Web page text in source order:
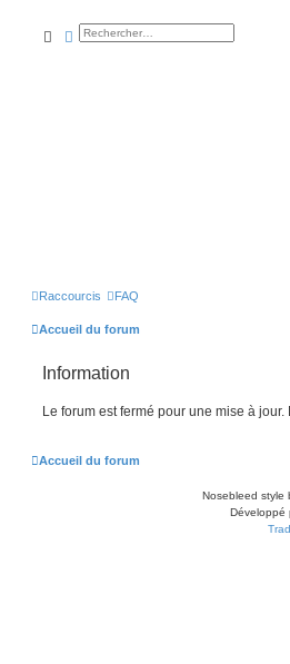
rechercher
rechercheavancée
Raccourcis FAQ
Accueil du forum
Information
Le forum est fermé pour une mise à
Accueil du forum
Nosebleed style
Développé